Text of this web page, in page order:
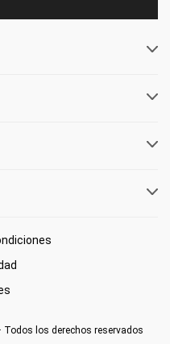
Todos los derechos reservados